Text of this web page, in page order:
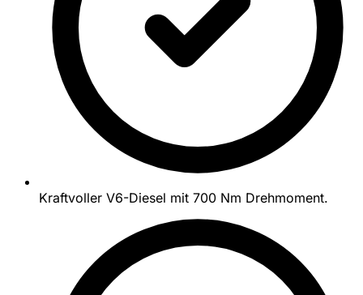
Kraftvoller V6-Diesel mit 700 Nm Drehmoment.